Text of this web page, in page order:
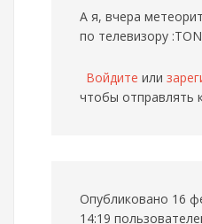
А я, вчера
по телевизору
Войдите или
чтобы отправлять
Опубликовано 16
14:19